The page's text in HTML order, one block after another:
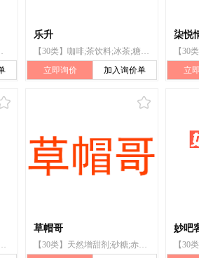
浆;蜂糕;藕粉;冰糕
乐升
【30类】咖啡;茶饮料;冰茶;糖;方糖;白糖;糖果;麦芽糖;皮糖;食品用糖蜜
立即询价
加入询价单
柒悦
立
芽糖;糖果;酥糖;巧克力;咖啡;方糖;果冻(糖果)
草帽哥
【30类】天然增甜剂;砂糖;赤砂糖;糖粉;原糖;细白砂糖;白糖;红糖;方糖
妙吧